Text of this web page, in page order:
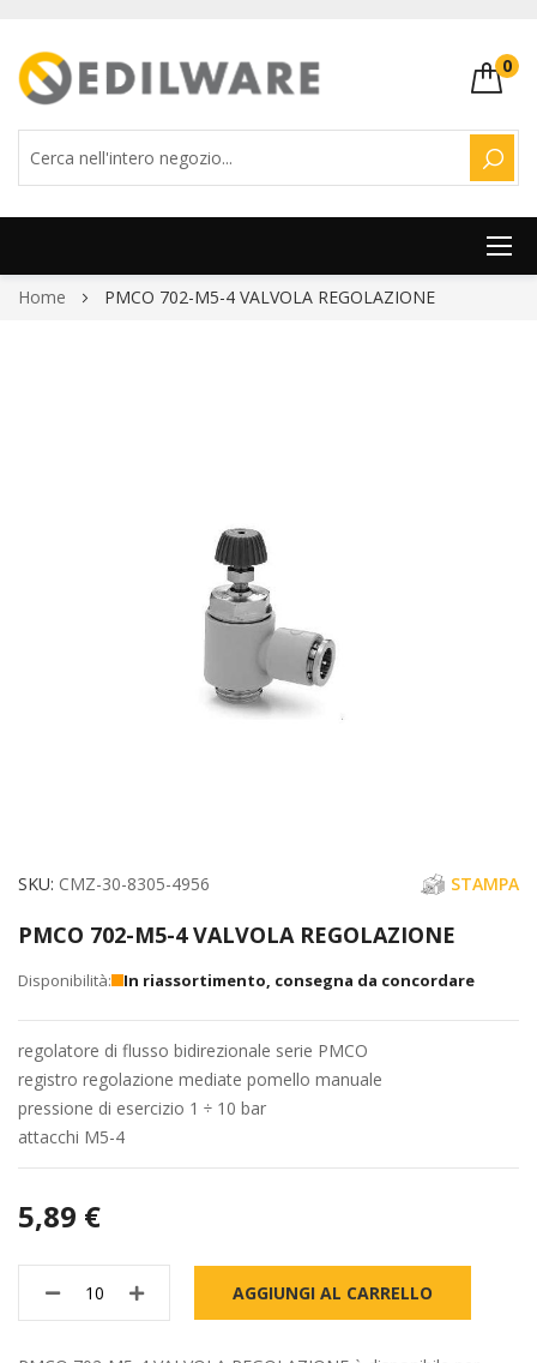
0
Salta
Home PMCO 702-M5-4 VALVOLA REGOLAZIONE
Vai
della
immagini
SKU CMZ-30-8305-4956 STAMPA
PMCO 702-M5-4 VALVOLA REGOLAZIONE
In riassortimento, consegna da concordare
regolatore di flusso bidirezionale serie PMCO
registro regolazione mediate pomello manuale
pressione di esercizio 1 ÷ 10 bar
attacchi M5-4
5,89 €
AGGIUNGI AL CARRELLO